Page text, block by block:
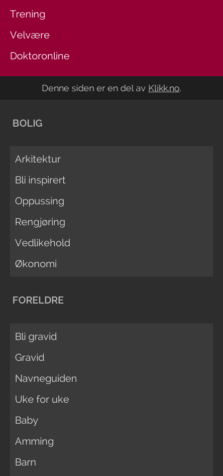
Trening
Velvære
Doktoronline
Denne siden er en del av Klikk.no.
BOLIG
Arkitektur
Bli inspirert
Oppussing
Rengjøring
Vedlikehold
Økonomi
FORELDRE
Bli gravid
Gravid
Navneguiden
Uke for uke
Baby
Amming
Barn